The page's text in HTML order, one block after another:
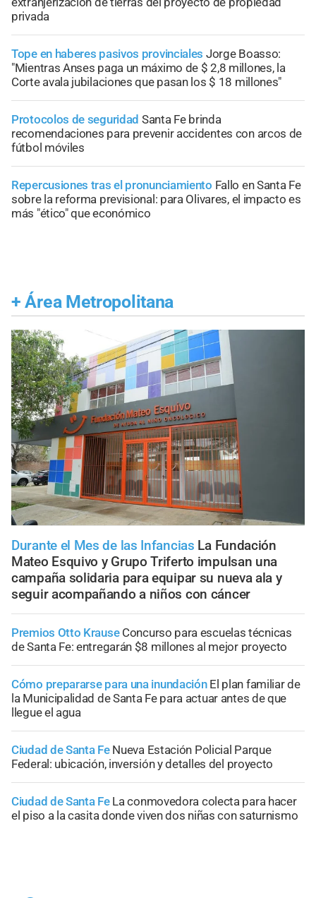
privada
Tope en haberes pasivos provinciales Jorge Boasso:
"Mientras Anses paga un máximo de $ 2,8 millones, la
Corte avala jubilaciones que pasan los $ 18 millones"
Protocolos de seguridad Santa Fe brinda
recomendaciones para prevenir accidentes con arcos de
fútbol móviles
Repercusiones tras el pronunciamiento Fallo en Santa Fe
sobre la reforma previsional: para Olivares, el impacto es
más "ético" que económico
+ Área Metropolitana
Durante el Mes de las Infancias La Fundación
Mateo Esquivo y Grupo Triferto impulsan una
campaña solidaria para equipar su nueva ala y
seguir acompañando a niños con cáncer
Premios Otto Krause Concurso para escuelas técnicas
de Santa Fe: entregarán $8 millones al mejor proyecto
Cómo prepararse para una inundación El plan familiar de
la Municipalidad de Santa Fe para actuar antes de que
llegue el agua
Ciudad de Santa Fe Nueva Estación Policial Parque
Federal: ubicación, inversión y detalles del proyecto
Ciudad de Santa Fe La conmovedora colecta para hacer
el piso a la casita donde viven dos niñas con saturnismo